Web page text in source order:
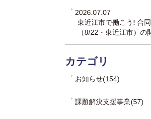
2026.07.07
東近江市で働こう! 合
（8/22・東近江市）の
カテゴリ
お知らせ(154)
課題解決支援事業(57)